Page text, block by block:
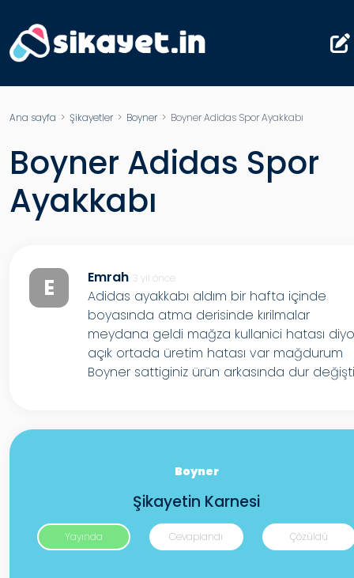
Ana sayfa > Şikayetler> Boyner> Boyner Adidas Spor Ayakkabı
Boyner Adidas Spor
Ayakkabı
E Emrah 3 yıl önce
Adidas ayakkabı aldım bir hafta içinde
boyasında atma derisinde kırilmalar
meydana geldi mağza kullanici hatası
açık ortada üretim hatası var mağdurum
Boyner sattiginiz ürün arkasında dur
Boyner
Şikayetin Karnesi
Yayında Cevaplandı Çözüldü